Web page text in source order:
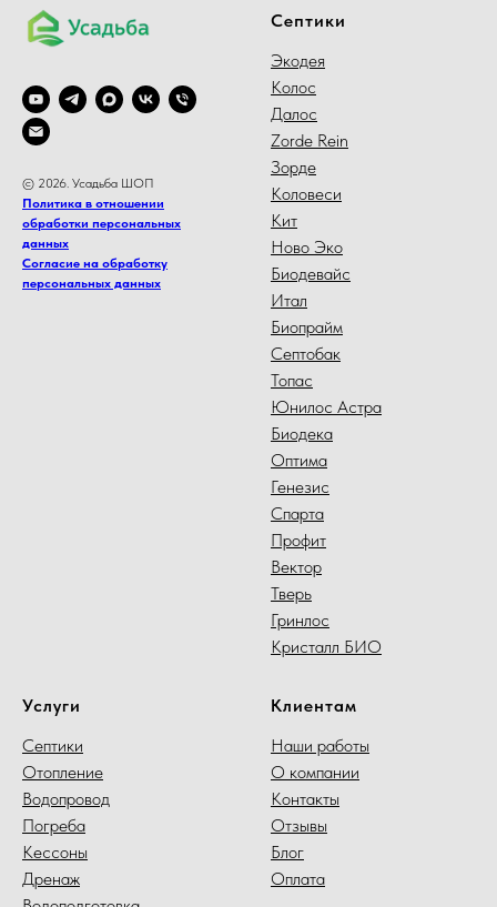
© 2026. Усадьба ШОП
Политика в отношении
обработки персональных
данных
Согласие на обработку
персональных данных
Септики
Экодея
Колос
Далос
Zorde Rein
Зорде
Коловеси
Кит
Ново Эко
Биодевайс
Итал
Биопрайм
Септобак
Топас
Юнилос Астра
Биодека
Оптима
Генезис
Спарта
Профит
Вектор
Тверь
Гринлос
Кристалл БИО
Услуги
Септики
Отопление
Водопровод
Погреба
Кессоны
Дренаж
Клиентам
Наши работы
О компании
Контакты
Отзывы
Блог
Оплата